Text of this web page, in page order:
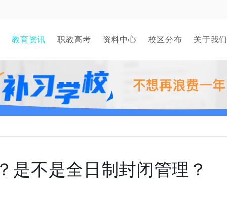
教育资讯 职教高考 资料中心 校区分布 关于我们
是不是全日制封闭管理？